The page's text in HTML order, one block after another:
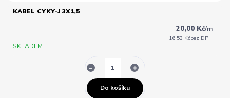
KABEL CYKY-J 3X1,5
20,00 Kč/m
16,53 Kčbez DPH
SKLADEM
Do košíku